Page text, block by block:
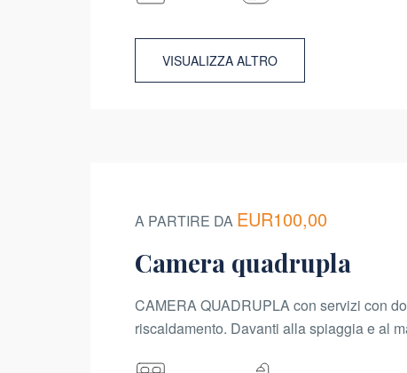
VISUALIZZA ALTRO
A PARTIRE DA EUR100,00
Camera quadrupla
CAMERA QUADRUPLA con servizi con
riscaldamento. Davanti alla spiaggia e al